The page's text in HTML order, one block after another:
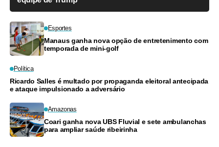
Esportes
Manaus ganha nova opção de entretenimento com
temporada de mini-golf
Política
Ricardo Salles é multado por propaganda eleitoral antecipada
e ataque impulsionado a adversário
Amazonas
Coari ganha nova UBS Fluvial e sete ambulanchas
para ampliar saúde ribeirinha